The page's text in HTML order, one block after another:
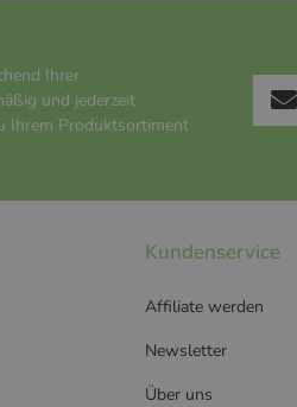
Ihrer
und jederzeit
Ihrem Produktsortiment
Kundenservice
Affiliate werden
Newsletter
Über uns